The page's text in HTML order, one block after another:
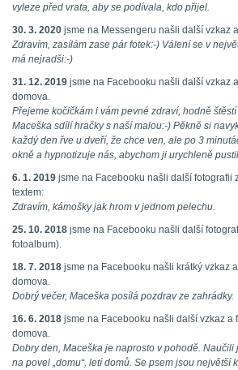
vyleze před vrata, aby se podívala, kdo přijel.
30. 3. 2020 jsme na Messengeru našli další vzkaz
Zdravím, zasílám zase pár fotek:-) Válení se v
má nejradši:-)
31. 12. 2019 jsme na Facebooku našli další vzkaz
domova.
Přejeme kočičkám i vám pevné zdraví, hodně
Maceška sdílí hračky s naší malou:-) Pěkně si
každý den řve u dveří, že chce ven, ale po 3
okně a hypnotizuje nás, abychom ji urychleně
6. 1. 2019 jsme na Facebooku našli další fotografii
textem:
Zdravím, kámošky jak hrom v jednom pelechu.
25. 10. 2018 jsme na Facebooku našli další
fotoalbum).
18. 7. 2018 jsme na Facebooku našli krátký vzkaz
domova.
Dobrý večer, Maceška posílá pozdrav ze zahrádky.
16. 6. 2018 jsme na Facebooku našli další vzkaz a
domova.
Dobry den, Maceška je naprosto v pohodě.
na povel „domu“, letí domů. Se psem jsou největší